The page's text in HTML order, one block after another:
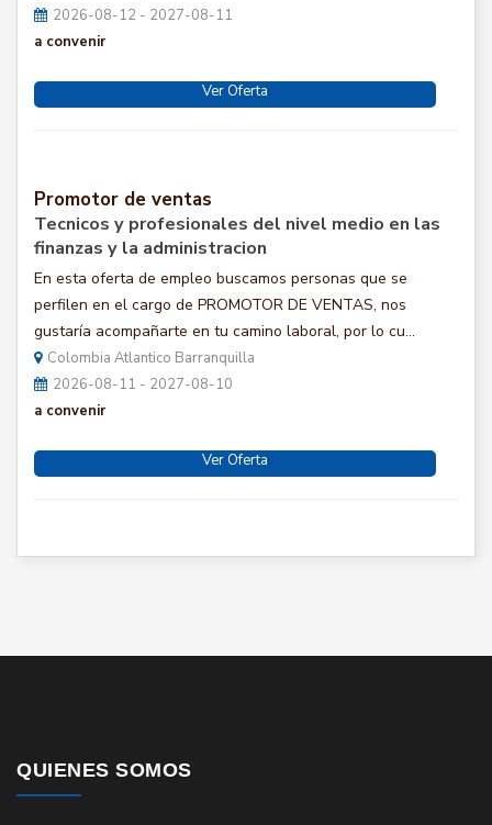
2026-08-12 - 2027-08-11
a convenir
Ver Oferta
Promotor de ventas
Tecnicos y profesionales del nivel medio en las
finanzas y la administracion
En esta oferta de empleo buscamos personas que se
perfilen en el cargo de PROMOTOR DE VENTAS, nos
gustaría acompañarte en tu camino laboral, por lo cu...
Colombia Atlantico Barranquilla
2026-08-11 - 2027-08-10
a convenir
Ver Oferta
QUIENES SOMOS